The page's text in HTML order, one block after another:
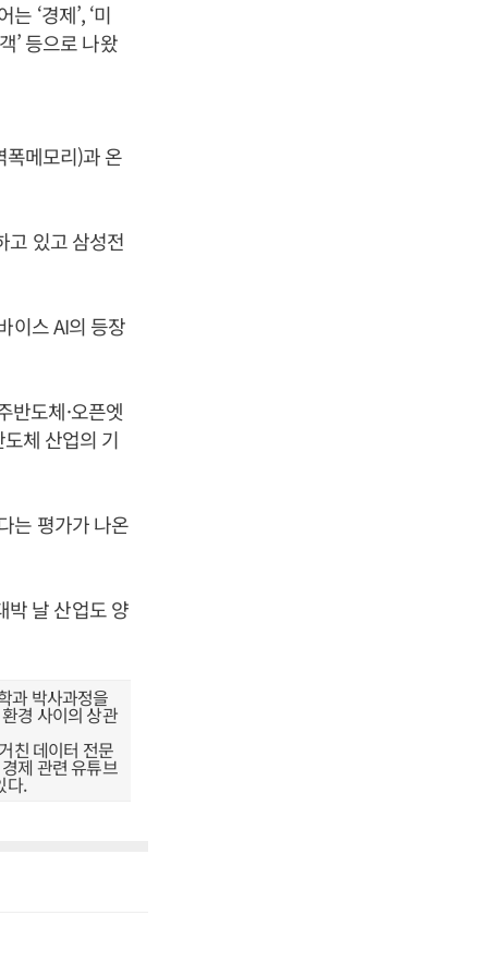
‘경제’, ‘미
객’ 등으로 나왔
메모리)과 온
고 있고 삼성전
이스 AI의 등장
반도체·오픈엣
체 산업의 기
는 평가가 나온
박 날 산업도 양
과 박사과정을
경 사이의 상관
친 데이터 전문
제 관련 유튜브
다.